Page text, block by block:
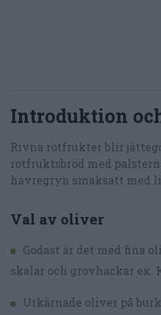
Introduktion
Rivna rotfrukter blir
rotfruktsbröd med
havregryn smaksatt med
Val av oliver
Godast är det med fina
skalar och grovhackar ex.
Urkärnade oliver på